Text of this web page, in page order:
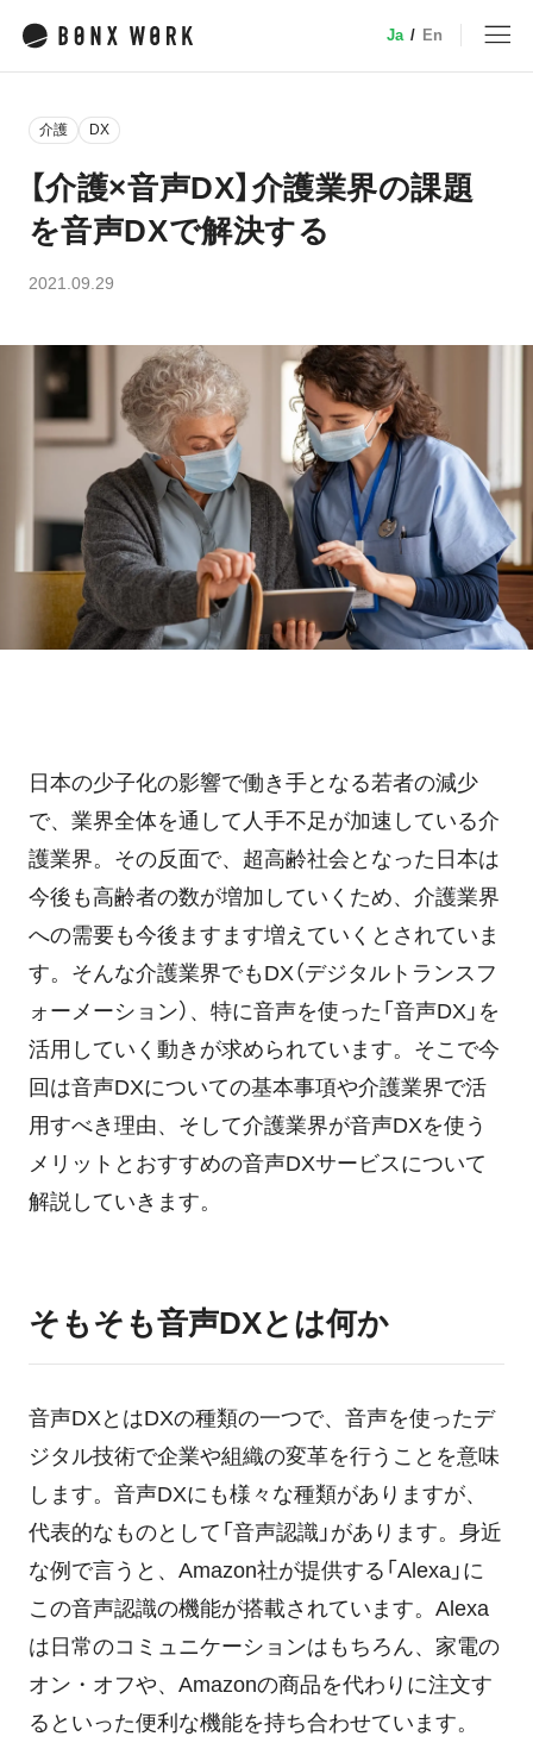
サービス
介護
建設・土木
ホテル・旅館
事例
料金プラン
アプリ料金
お問い合わせ
ニュースリリース
資料ダウンロード
ご利用お申し込み
ログイン
Ja / En
介護 DX
【介護×音声DX】介護業界の課題
を音声DXで解決する
2021.09.29
日本の少子化の影響で働き手となる若者の減少
で、業界全体を通して人手不足が加速している介
護業界。その反面で、超高齢社会となった日本は
今後も高齢者の数が増加していくため、介護業界
への需要も今後ますます増えていくとされていま
す。そんな介護業界でもDX（デジタルトランスフ
ォーメーション）、特に音声を使った「音声DX」を
活用していく動きが求められています。そこで今
回は音声DXについての基本事項や介護業界で活
用すべき理由、そして介護業界が音声DXを使う
メリットとおすすめの音声DXサービスについて
解説していきます。
そもそも音声DXとは何か
音声DXとはDXの種類の一つで、音声を使ったデ
ジタル技術で企業や組織の変革を行うことを意味
します。音声DXにも様々な種類がありますが、
代表的なものとして「音声認識」があります。身近
な例で言うと、Amazon社が提供する「Alexa」に
この音声認識の機能が搭載されています。Alexa
は日常のコミュニケーションはもちろん、家電の
オン・オフや、Amazonの商品を代わりに注文す
るといった便利な機能を持ち合わせています。